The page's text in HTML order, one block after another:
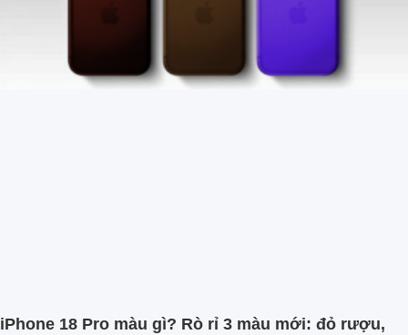
iPhone 18 Pro màu gì? Rò rỉ 3 màu mới: đỏ rượu,